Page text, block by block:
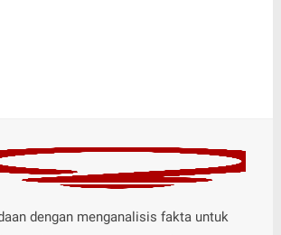
dengan menganalisis fakta untuk